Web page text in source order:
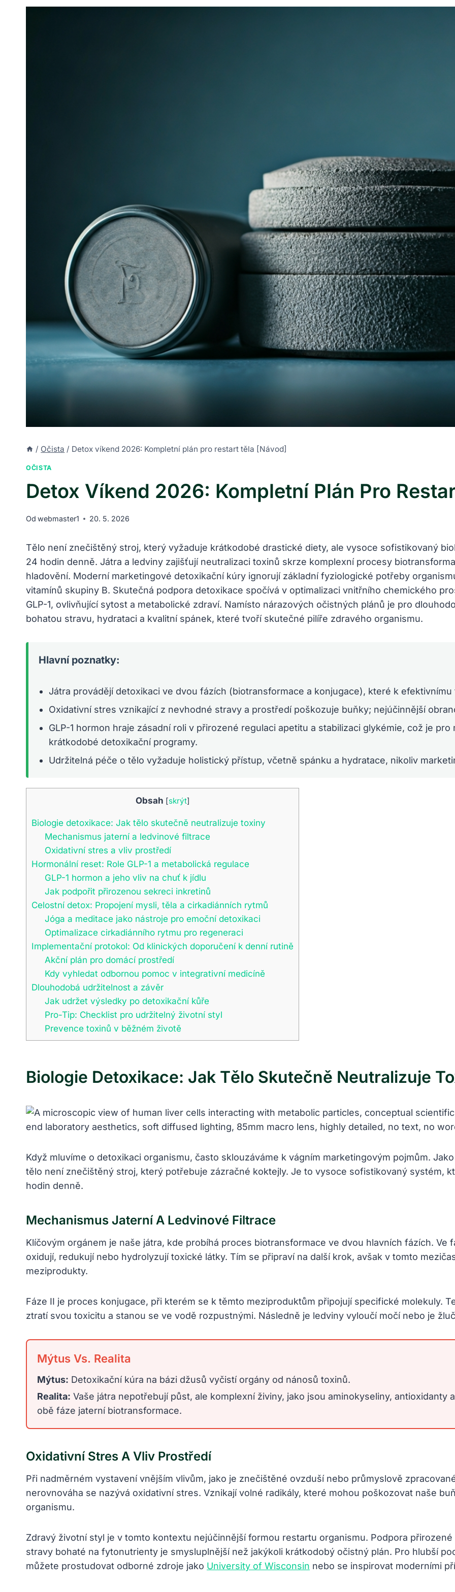
/ Očista / Detox víkend 2026: Kompletní plán pro restart těla [Návod]
OČISTA
Detox Víkend 2026: Kompletní Plán Pro
Od webmaster1 20. 5. 2026
Tělo není znečištěný stroj, který vyžaduje krátkodobé drastické diety, ale vysoce sofistikovaný
24 hodin denně. Játra a ledviny zajišťují neutralizaci toxinů skrze komplexní procesy
hladovění. Moderní marketingové detoxikační kúry ignorují základní fyziologické potřeby
vitamínů skupiny B. Skutečná podpora detoxikace spočívá v optimalizaci vnitřního chemického
GLP-1, ovlivňující sytost a metabolické zdraví. Namísto nárazových očistných plánů je pro
bohatou stravu, hydrataci a kvalitní spánek, které tvoří skutečné pilíře zdravého organismu.
Hlavní poznatky:
Játra provádějí detoxikaci ve dvou fázích (biotransformace a konjugace), které k
Oxidativní stres vznikající z nevhodné stravy a prostředí poškozuje buňky; nejúčinnější
GLP-1 hormon hraje zásadní roli v přirozené regulaci apetitu a stabilizaci glykémie, což je
krátkodobé detoxikační programy.
Udržitelná péče o tělo vyžaduje holistický přístup, včetně spánku a hydratace, nikoliv
Obsah [skrýt]
Biologie detoxikace: Jak tělo skutečně neutralizuje toxiny
Mechanismus jaterní a ledvinové filtrace
Oxidativní stres a vliv prostředí
Hormonální reset: Role GLP-1 a metabolická regulace
GLP-1 hormon a jeho vliv na chuť k jídlu
Jak podpořit přirozenou sekreci inkretinů
Celostní detox: Propojení mysli, těla a cirkadiánních rytmů
Jóga a meditace jako nástroje pro emoční detoxikaci
Optimalizace cirkadiánního rytmu pro regeneraci
Implementační protokol: Od klinických doporučení k denní rutině
Akční plán pro domácí prostředí
Kdy vyhledat odbornou pomoc v integrativní medicíně
Dlouhodobá udržitelnost a závěr
Jak udržet výsledky po detoxikační kůře
Pro-Tip: Checklist pro udržitelný životní styl
Prevence toxinů v běžném životě
Biologie Detoxikace: Jak Tělo Skutečně Neutralizuje
Když mluvíme o detoxikaci organismu, často sklouzáváme k vágním marketingovým pojmům.
tělo není znečištěný stroj, který potřebuje zázračné koktejly. Je to vysoce sofistikovaný systém,
hodin denně.
Mechanismus Jaterní A Ledvinové Filtrace
Klíčovým orgánem je naše játra, kde probíhá proces biotransformace ve dvou hlavních fázích.
oxidují, redukují nebo hydrolyzují toxické látky. Tím se připraví na další krok, avšak v tomto
meziprodukty.
Fáze II je proces konjugace, při kterém se k těmto meziproduktům připojují specifické molekuly.
ztratí svou toxicitu a stanou se ve vodě rozpustnými. Následně je ledviny vyloučí močí nebo je
Mýtus Vs. Realita
Mýtus: Detoxikační kúra na bázi džusů vyčistí orgány od nánosů toxinů.
Realita: Vaše játra nepotřebují půst, ale komplexní živiny, jako jsou aminokyseliny, antioxidanty
obě fáze jaterní biotransformace.
Oxidativní Stres A Vliv Prostředí
Při nadměrném vystavení vnějším vlivům, jako je znečištěné ovzduší nebo průmyslově
nerovnováha se nazývá oxidativní stres. Vznikají volné radikály, které mohou poškozovat naše
organismu.
Zdravý životní styl je v tomto kontextu nejúčinnější formou restartu organismu. Podpora
stravy bohaté na fytonutrienty je smysluplnější než jakýkoli krátkodobý očistný plán. Pro hlubší
můžete prostudovat odborné zdroje jako University of Wisconsin nebo se inspirovat moderními